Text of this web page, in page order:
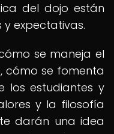
del dojo están
expectativas.
se maneja el
cómo se fomenta
los estudiantes y
y la filosofía
darán una idea